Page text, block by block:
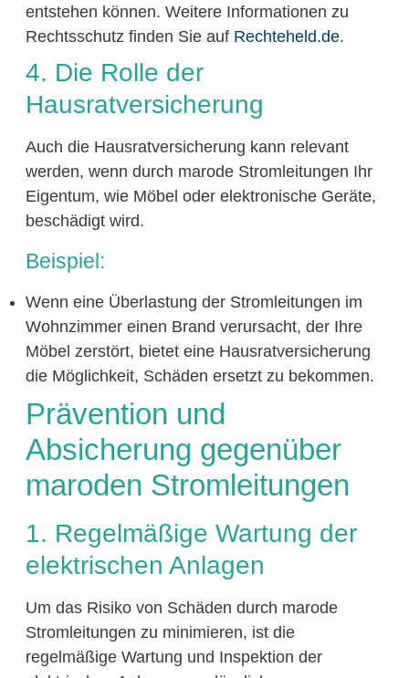
entstehen können. Weitere Informationen zu
Rechtsschutz finden Sie auf Rechteheld.de.
4. Die Rolle der
Hausratversicherung
Auch die Hausratversicherung kann relevant
werden, wenn durch marode Stromleitungen Ihr
Eigentum, wie Möbel oder elektronische Geräte,
beschädigt wird.
Beispiel:
Wenn eine Überlastung der Stromleitungen im
Wohnzimmer einen Brand verursacht, der Ihre
Möbel zerstört, bietet eine Hausratversicherung
die Möglichkeit, Schäden ersetzt zu bekommen.
Prävention und
Absicherung gegenüber
maroden Stromleitungen
1. Regelmäßige Wartung der
elektrischen Anlagen
Um das Risiko von Schäden durch marode
Stromleitungen zu minimieren, ist die
regelmäßige Wartung und Inspektion der